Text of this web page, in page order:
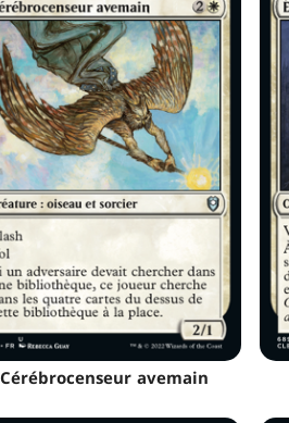
Cérébrocenseur avemain